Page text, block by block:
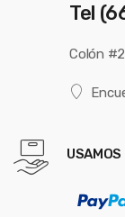
Tel
Colón
USAMOS